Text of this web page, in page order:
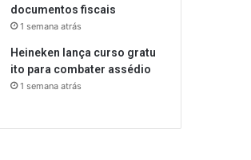
documentos fiscais
1 semana atrás
Heineken lança curso gratu
ito para combater assédio
1 semana atrás